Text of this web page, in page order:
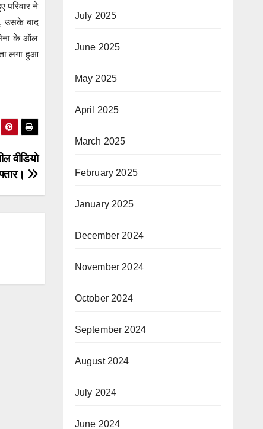
परिवार ने
उसके बाद
सेना के ऑल
लगा हुआ
वीडियो
July 2025
June 2025
May 2025
April 2025
March 2025
February 2025
January 2025
December 2024
November 2024
October 2024
September 2024
August 2024
July 2024
June 2024